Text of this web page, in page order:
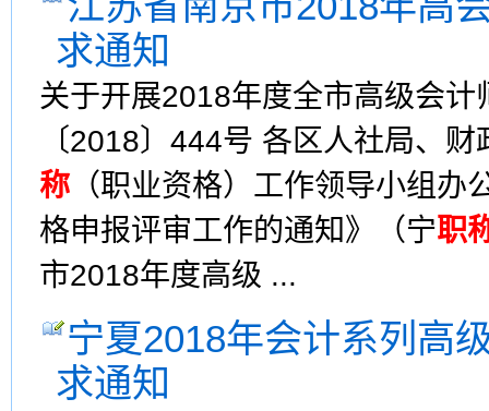
求通知
关于开展2018年度全市高级会
〔2018〕444号 各区人社局、
称 （职业资格）工作领导小组
格申报评审工作的通知》（宁职
市2018年度高级 ...
宁夏2018年会计系列高
求通知